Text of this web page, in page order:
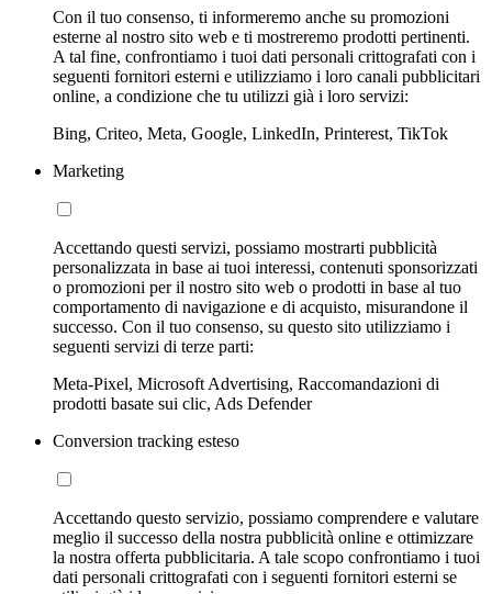
Con il tuo consenso, ti informeremo anche su promozioni
esterne al nostro sito web e ti mostreremo prodotti pertinenti.
A tal fine, confrontiamo i tuoi dati personali crittografati con i
seguenti fornitori esterni e utilizziamo i loro canali pubblicitari
online, a condizione che tu utilizzi già i loro servizi:
Bing, Criteo, Meta, Google, LinkedIn, Printerest, TikTok
Marketing
Accettando questi servizi, possiamo mostrarti pubblicità
personalizzata in base ai tuoi interessi, contenuti sponsorizzati
o promozioni per il nostro sito web o prodotti in base al tuo
comportamento di navigazione e di acquisto, misurandone il
successo. Con il tuo consenso, su questo sito utilizziamo i
seguenti servizi di terze parti:
Meta-Pixel, Microsoft Advertising, Raccomandazioni di
prodotti basate sui clic, Ads Defender
Conversion tracking esteso
Accettando questo servizio, possiamo comprendere e valutare
meglio il successo della nostra pubblicità online e ottimizzare
la nostra offerta pubblicitaria. A tale scopo confrontiamo i tuoi
dati personali crittografati con i seguenti fornitori esterni se